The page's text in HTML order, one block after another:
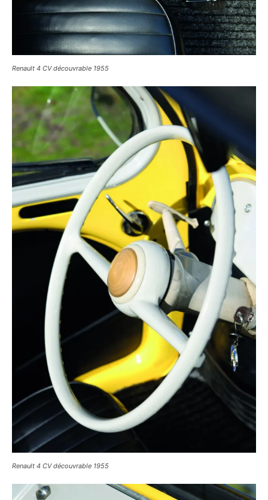
Renault 4 CV découvrable 1955
Renault 4 CV découvrable 1955